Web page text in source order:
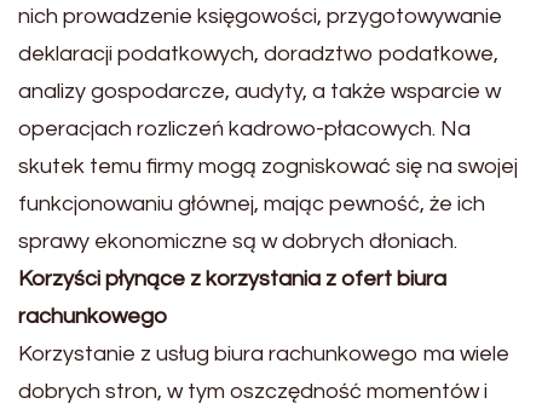
nich prowadzenie księgowości, przygotowywanie
deklaracji podatkowych, doradztwo podatkowe,
analizy gospodarcze, audyty, a także wsparcie w
operacjach rozliczeń kadrowo-płacowych. Na
skutek temu firmy mogą zogniskować się na swojej
funkcjonowaniu głównej, mając pewność, że ich
sprawy ekonomiczne są w dobrych dłoniach.
Korzyści płynące z korzystania z ofert biura
rachunkowego
Korzystanie z usług biura rachunkowego ma wiele
dobrych stron, w tym oszczędność momentów i